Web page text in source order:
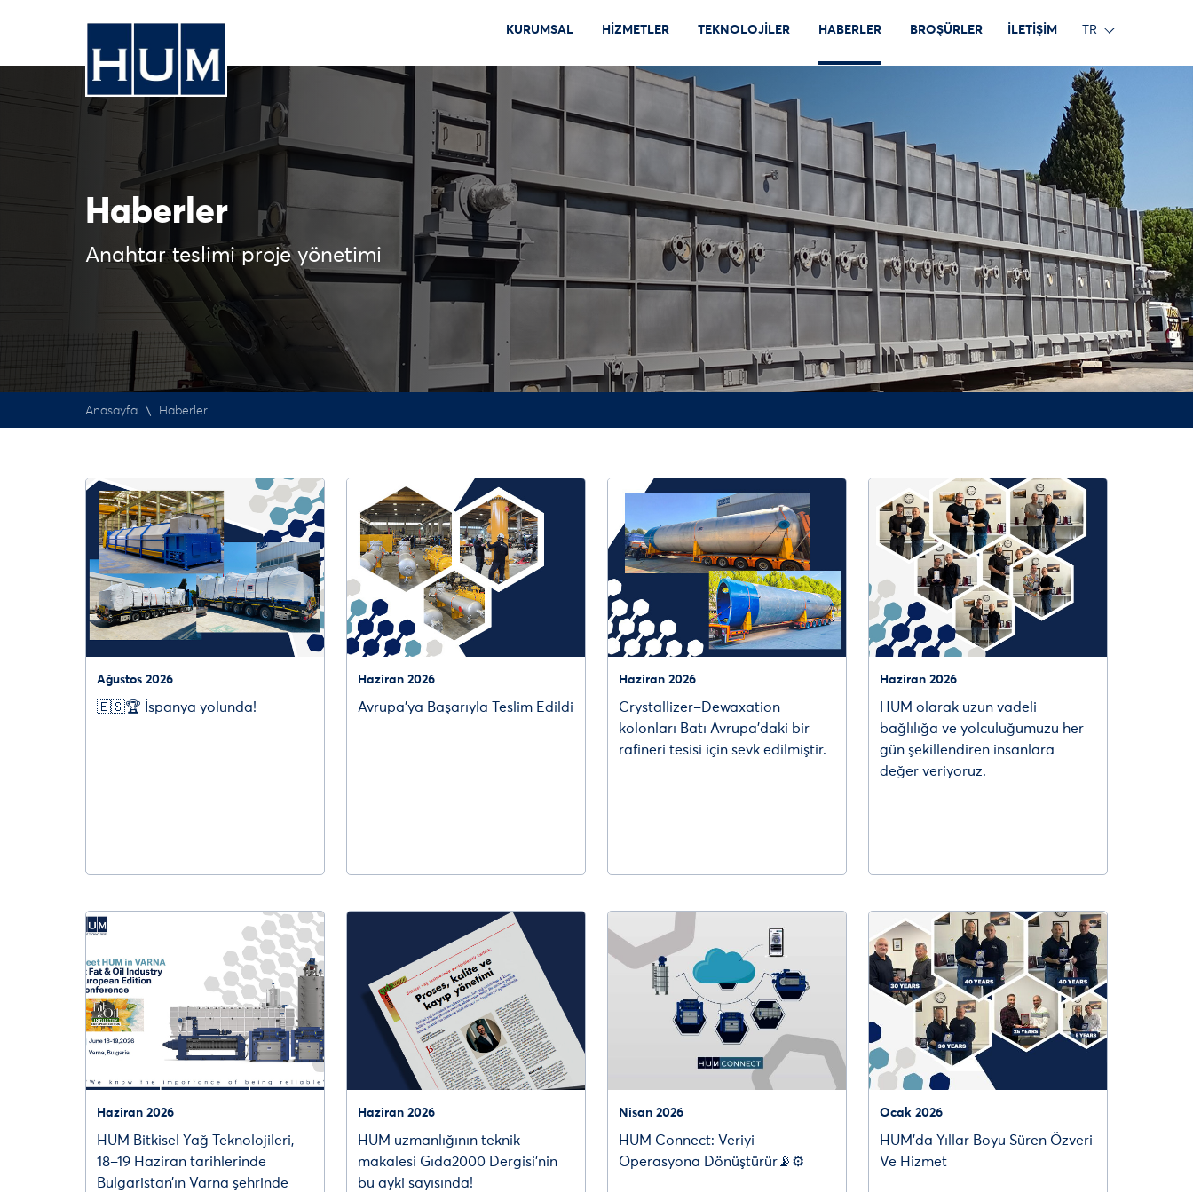
KURUMSAL HİZMETLER TEKNOLOJİLER HABERLER BROŞÜRLER İLETİŞİM TR
Haberler
Anahtar teslimi proje yönetimi
Anasayfa \ Haberler
Ağustos 2026
🇪🇸🏆 İspanya yolunda!
Haziran 2026
Avrupa’ya Başarıyla Teslim Edildi
Haziran 2026
Crystallizer–Dewaxation
kolonları Batı Avrupa’daki bir
rafineri tesisi için sevk edilmiştir.
Haziran 2026
HUM olarak uzun vadeli
bağlılığa ve yolculuğumuzu her
gün şekillendiren insanlara
değer veriyoruz.
Haziran 2026
HUM Bitkisel Yağ Teknolojileri,
18–19 Haziran tarihlerinde
Bulgaristan’ın Varna şehrinde
Haziran 2026
HUM uzmanlığının teknik
makalesi Gıda2000 Dergisi’nin
bu ayki sayısında!
Nisan 2026
HUM Connect: Veriyi
Operasyona Dönüştürür📡⚙️
Ocak 2026
HUM’da Yıllar Boyu Süren Özveri
Ve Hizmet